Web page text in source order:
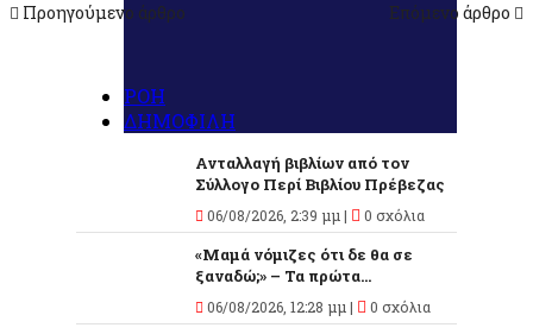
Προηγούμενο άρθρο Επόμενο άρθρο
ΡΟΗ
ΔΗΜΟΦΙΛΗ
Ανταλλαγή βιβλίων από τον
Σύλλογο Περί Βιβλίου Πρέβεζας
06/08/2026, 2:39 μμ | 0 σχόλια
«Μαμά νόμιζες ότι δε θα σε
ξαναδώ;» – Τα πρώτα...
06/08/2026, 12:28 μμ | 0 σχόλια